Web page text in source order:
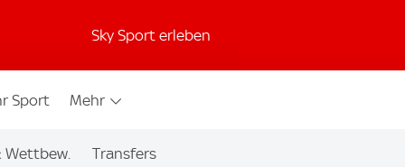
Sky Sport erleben
Sport Mehr
Wettbew. Transfers